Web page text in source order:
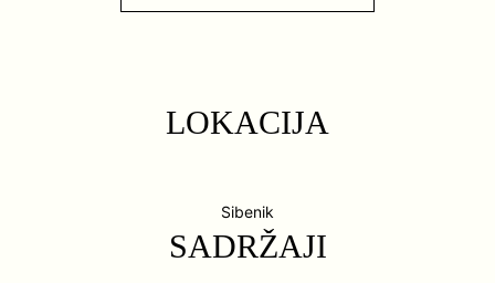
LOKACIJA
Sibenik
SADRŽAJI